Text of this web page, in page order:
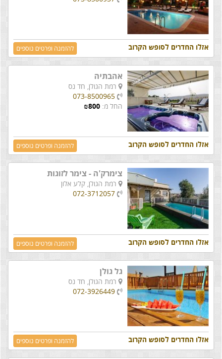
אזלו החדרים לסופש הקרוב להזמנה ופרטים נוספים
אהבתיה
רמת הגולן, חד נס
073-8500965
החל מ:
₪800
אזלו החדרים לסופש הקרוב להזמנה ופרטים נוספים
צימרק'ה - צימר לזוגות
רמת הגולן,קלע אלון
072-3712057
אזלו החדרים לסופש הקרוב להזמנה ופרטים נוספים
גל גולן
רמת הגולן, חד נס
072-3926449
אזלו החדרים לסופש הקרוב להזמנה ופרטים נוספים